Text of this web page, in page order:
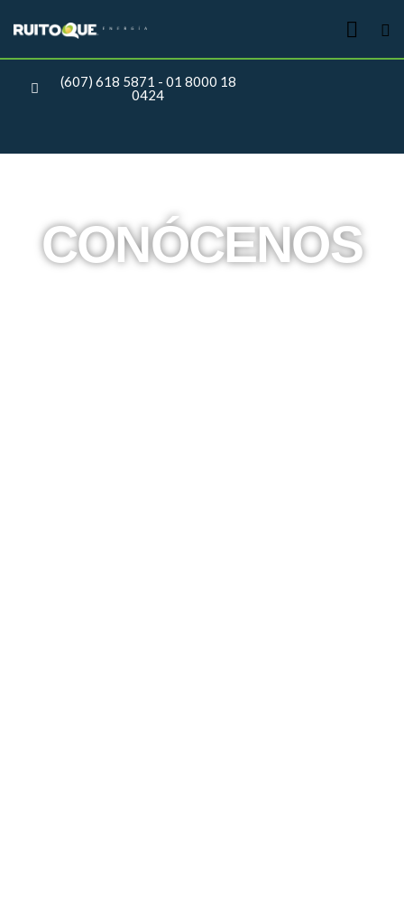
(607) 618 5871 - 01 8000 18
0424
CONÓCENOS